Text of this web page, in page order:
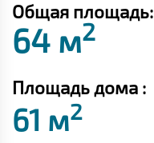
Общая площадь:
64 м2
Площадь дома :
61 м2